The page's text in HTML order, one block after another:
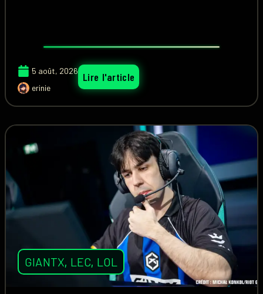
5 août, 2026
erinie
Lire l'article
GIANTX, LEC, LOL